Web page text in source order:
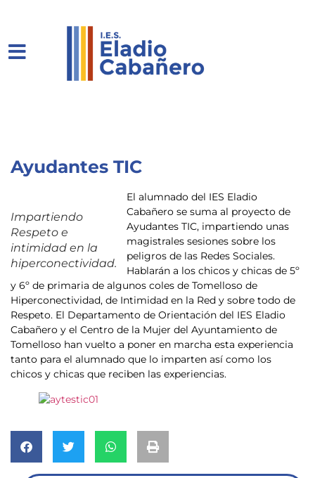
Ayudantes TIC
Impartiendo
Respeto e
intimidad en la
hiperconectividad.
El alumnado del IES Eladio
Cabañero se suma al proyecto de
Ayudantes TIC, impartiendo unas
magistrales sesiones sobre los
peligros de las Redes Sociales.
Hablarán a los chicos y chicas de 5º
y 6º de primaria de algunos coles de Tomelloso de
Hiperconectividad, de Intimidad en la Red y sobre todo de
Respeto. El Departamento de Orientación del IES Eladio
Cabañero y el Centro de la Mujer del Ayuntamiento de
Tomelloso han vuelto a poner en marcha esta experiencia
tanto para el alumnado que lo imparten así como los
chicos y chicas que reciben las experiencias.